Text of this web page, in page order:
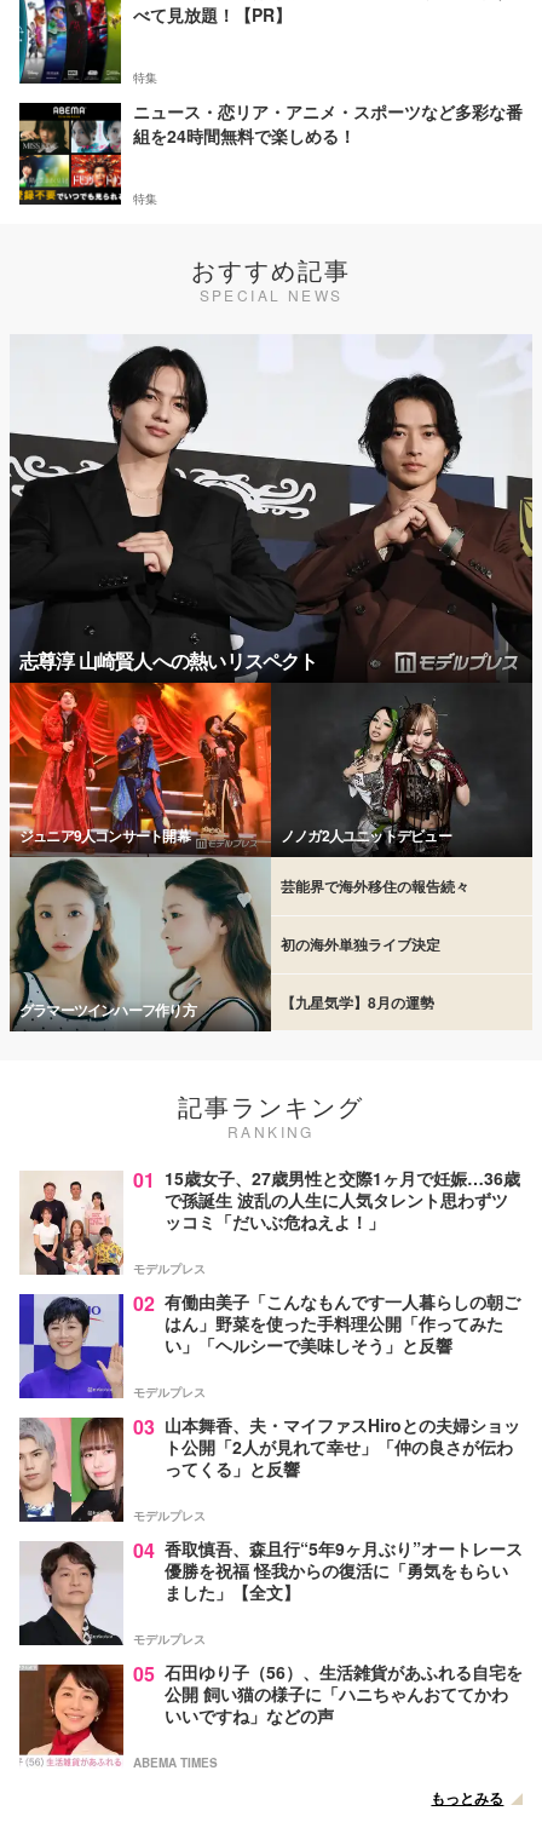
べて見放題！【PR】
特集
ニュース・恋リア・アニメ・スポーツなど多彩な番
組を24時間無料で楽しめる！
特集
おすすめ記事
SPECIAL NEWS
志尊淳 山崎賢人への熱いリスペクト
ジュニア9人コンサート開幕 ノノガ2人ユニットデビュー
グラマーツインハーフ作り方
芸能界で海外移住の報告続々
初の海外単独ライブ決定
【九星気学】8月の運勢
記事ランキング
RANKING
01 15歳女子、27歳男性と交際1ヶ月で妊娠…36歳
で孫誕生 波乱の人生に人気タレント思わずツ
ッコミ「だいぶ危ねえよ！」
モデルプレス
02 有働由美子「こんなもんです一人暮らしの朝ご
はん」野菜を使った手料理公開「作ってみた
い」「ヘルシーで美味しそう」と反響
モデルプレス
03 山本舞香、夫・マイファスHiroとの夫婦ショッ
ト公開「2人が見れて幸せ」「仲の良さが伝わ
ってくる」と反響
モデルプレス
04 香取慎吾、森且行“5年9ヶ月ぶり”オートレース
優勝を祝福 怪我からの復活に「勇気をもらい
ました」【全文】
モデルプレス
05 石田ゆり子（56）、生活雑貨があふれる自宅を
公開 飼い猫の様子に「ハニちゃんおててかわ
いいですね」などの声
ABEMA TIMES
もっとみる